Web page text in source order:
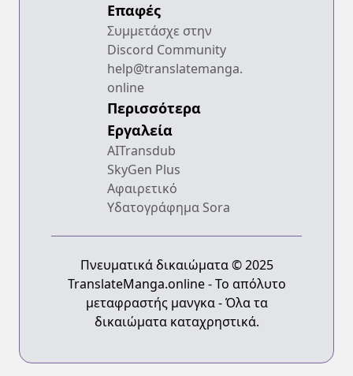
Επαφές
Συμμετάσχε στην
Discord Community
help@translatemanga.
online
Περισσότερα
Εργαλεία
AITransdub
SkyGen Plus
Αφαιρετικό
Υδατογράφημα Sora
Πνευματικά δικαιώματα © 2025
TranslateManga.online - Το απόλυτο
μεταφραστής μανγκα - Όλα τα
δικαιώματα καταχρηστικά.